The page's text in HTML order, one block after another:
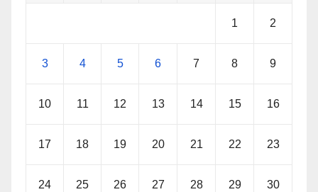
1 2
3 4 5 6 7 8 9
10 11 12 13 14 15 16
17 18 19 20 21 22 23
24 25 26 27 28 29 30